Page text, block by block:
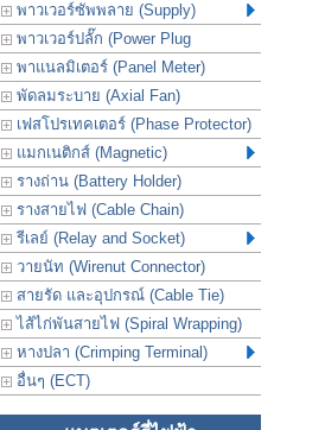
พาวเวอร์ซัพพลาย (Supply)
พาวเวอร์ปลั๊ก (Power Plug
พาแนลมิเตอร์ (Panel Meter)
พัดลมระบาย (Axial Fan)
เฟสโปรเทคเตอร์ (Phase Protector)
แมกเนติกส์ (Magnetic)
รางถ่าน (Battery Holder)
รางสายไฟ (Cable Chain)
รีเลย์ (Relay and Socket)
วายนัท (Wirenut Connector)
สายรัด และอุปกรณ์ (Cable Tie)
ไส้ไก่พันสายไฟ (Spiral Wrapping)
หางปลา (Crimping Terminal)
อื่นๆ (ECT)